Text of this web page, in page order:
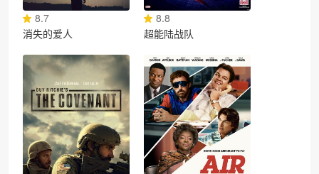
8.7
消失的爱人
8.8
超能陆战队